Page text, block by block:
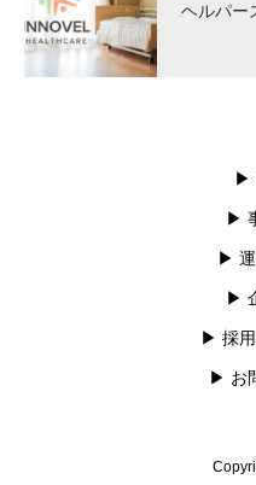
ヘルパー
▶︎
▶︎
▶︎ 運
▶︎
▶︎ 採
▶︎ お